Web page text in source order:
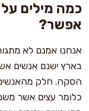
כמה מילים על
אפשר?
אנחנו אמנם לא
בארץ ישנם אנשים
הסקה. חלק
כלומר עצים אשר